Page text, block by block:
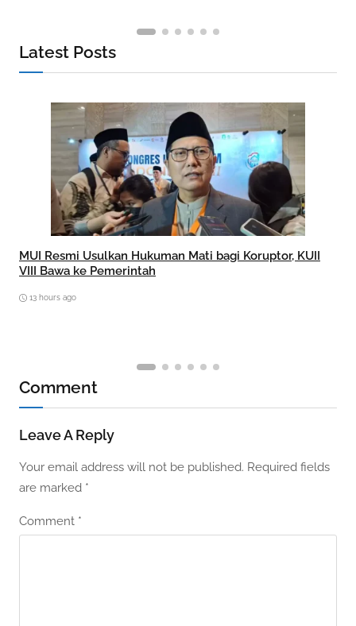
Latest Posts
MUI Resmi Usulkan Hukuman Mati bagi Koruptor, KUII
VIII Bawa ke Pemerintah
13 hours ago
Comment
Leave A Reply
Your email address will not be published. Required fields
are marked *
Comment *